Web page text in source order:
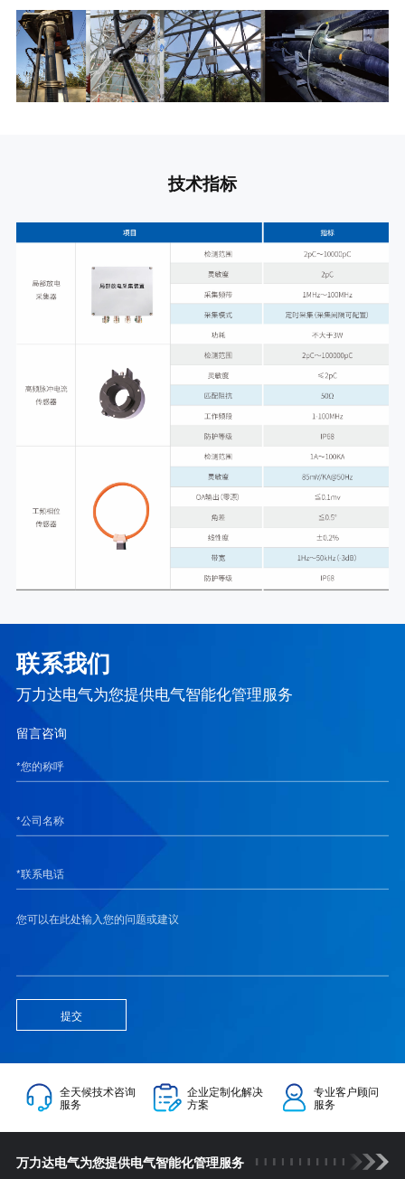
技术指标
联系我们
万力达电气为您提供电气智能化管理服务
留言咨询
提交
全天候技术咨询
服务
企业定制化解决
方案
专业客户顾问
服务
万力达电气为您提供电气智能化管理服务